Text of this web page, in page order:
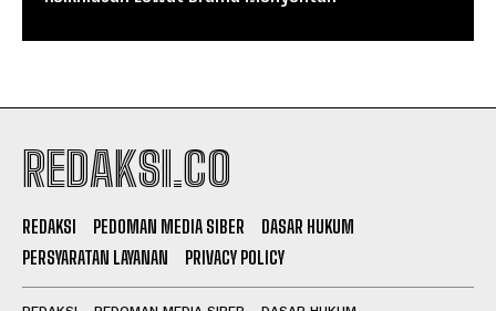
REDAKSI.CO
REDAKSI PEDOMAN MEDIA SIBER
DASAR HUKUM
PERSYARATAN LAYANAN
PRIVACY POLICY